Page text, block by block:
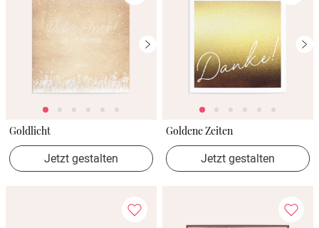
Goldlicht
Jetzt gestalten
Goldene Zeiten
Jetzt gestalten